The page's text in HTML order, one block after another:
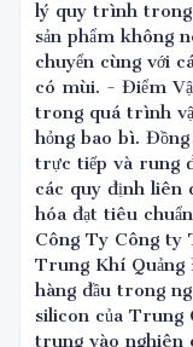
lý quy trình trong
sản phẩm không
chuyển cùng với
có mùi. - Điểm
trong quá trình
hỏng bao bì.
trực tiếp và rung
các quy định liên
hóa đạt tiêu
Công Ty Công ty
Trung Khí Quảng
hàng đầu trong
silicon của Trung
trung vào nghiên